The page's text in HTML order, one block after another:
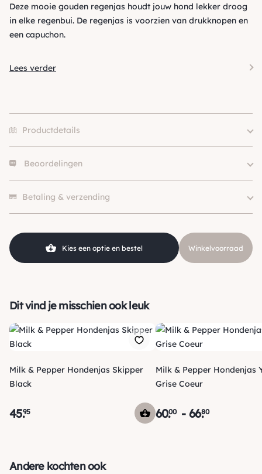
Deze mooie gouden regenjas houdt jouw hond lekker droog
in elke regenbui. De regenjas is voorzien van drukknopen en
een capuchon.
Lees verder
Productdetails
Size
Kleur
Groen
Merk
Beoordelingen
Betaling & verzending
ontvangt een track & trace code van ons zodat je je pakketje
Kies een optie en bestel Winkelvoorraad
Dit vind je misschien ook leuk
Milk & Pepper Hondenjas Skipper
Black
45.95
Milk & Pepper Hondenjas
Grise Coeur
60.00 - 66.80
Andere kochten ook